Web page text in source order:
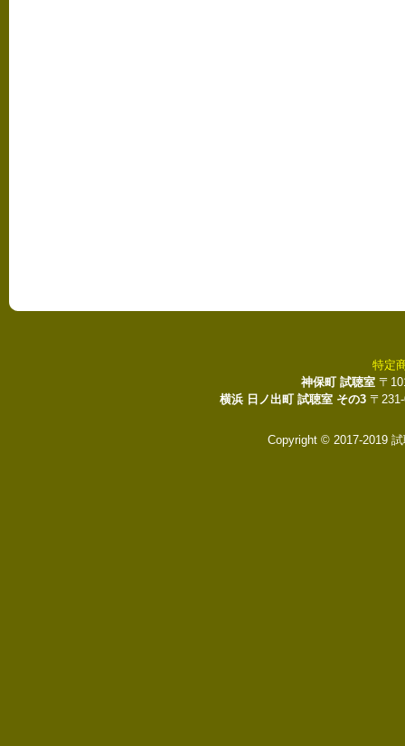
特定
神保町 試聴室 〒
横浜 日ノ出町 試聴室 その3 〒
Copyright © 2017-2019